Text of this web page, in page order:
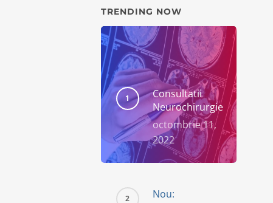
TRENDING NOW
Consultatii
Neurochirurgie
octombrie 11,
2022
Nou: